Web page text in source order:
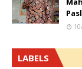
LABELS